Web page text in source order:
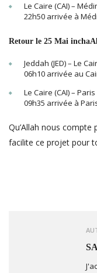
Le Caire (CAI) –
22h50 arrivée à
Retour le 25 Mai
Jeddah (JED) – Le
06h10 arrivée au
Le Caire (CAI) –
09h35 arrivée à
Qu’Allah nous compte
facilite ce projet pour